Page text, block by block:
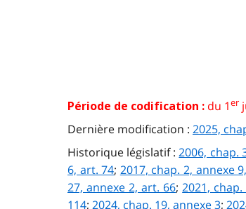
Période de codification : du 1er
Dernière modification : 2025,
Historique législatif :2006, chap.
6, art. 74; 2017, chap. 2, annexe
27, annexe 2, art. 66;2021,
114; 2024, chap. 19, annexe 3;